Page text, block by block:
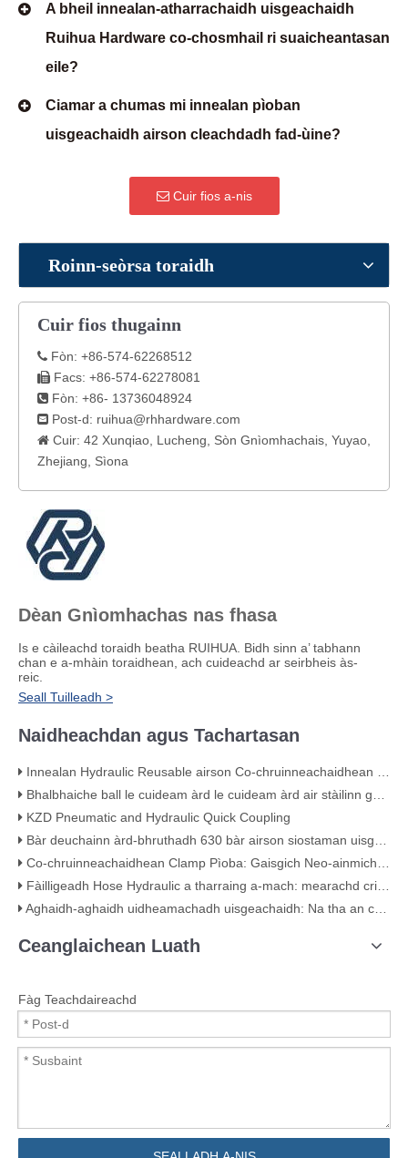
A bheil innealan-atharrachaidh uisgeachaidh
Ruihua Hardware co-chosmhail ri suaicheantasan
eile?
Ciamar a chumas mi innealan pìoban
uisgeachaidh airson cleachdadh fad-ùine?
Cuir fios a-nis
Roinn-seòrsa toraidh
Cuir fios thugainn
 Fòn: +86-574-62268512
 Facs: +86-574-62278081
 Fòn: +86- 13736048924
 Post-d: ruihua@rhhardware.com
 Cuir: 42 Xunqiao, Lucheng, Sòn Gnìomhachais, Yuyao,
Zhejiang, Sìona
Dèan Gnìomhachas nas fhasa
Is e càileachd toraidh beatha RUIHUA. Bidh sinn a’ tabhann
chan e a-mhàin toraidhean, ach cuideachd ar seirbheis às-
reic.
Seall Tuilleadh >
Naidheachdan agus Tachartasan
Innealan Hydraulic Reusable airson Co-chruinneachaidhean Hose Àrd-bhruthadh
Bhalbhaiche ball le cuideam àrd le cuideam àrd air stàilinn gualain KHB - KHB-G3/4
KZD Pneumatic and Hydraulic Quick Coupling
Bàr deuchainn àrd-bhruthadh 630 bàr airson siostaman uisgeachaidh
Co-chruinneachaidhean Clamp Pìoba: Gaisgich Neo-ainmichte an t-Siostam Pìoba agad
Fàilligeadh Hose Hydraulic a tharraing a-mach: mearachd crimping clasaigeach (le fianais lèirsinneach)
Aghaidh-aghaidh uidheamachadh uisgeachaidh: Na tha an cnò a ’nochdadh mu chàileachd
Ceanglaichean Luath
Fàg Teachdaireachd